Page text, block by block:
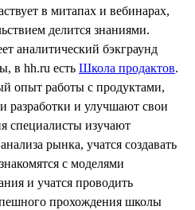
в митапах и вебинарах,
делится знаниями.
аналитический бэкграунд
в hh.ru есть Школа продактов.
опыт работы с продуктами,
разработки и улучшают свои
специалисты изучают
рынка, учатся создавать
с моделями
и учатся проводить
прохождения школы